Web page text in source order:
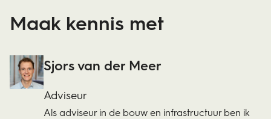
Maak kennis met
Sjors van der Meer
Adviseur
Als adviseur in de bouw en infrastructuur ben ik